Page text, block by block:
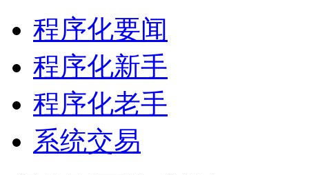
程序化要闻
程序化新手
程序化老手
系统交易